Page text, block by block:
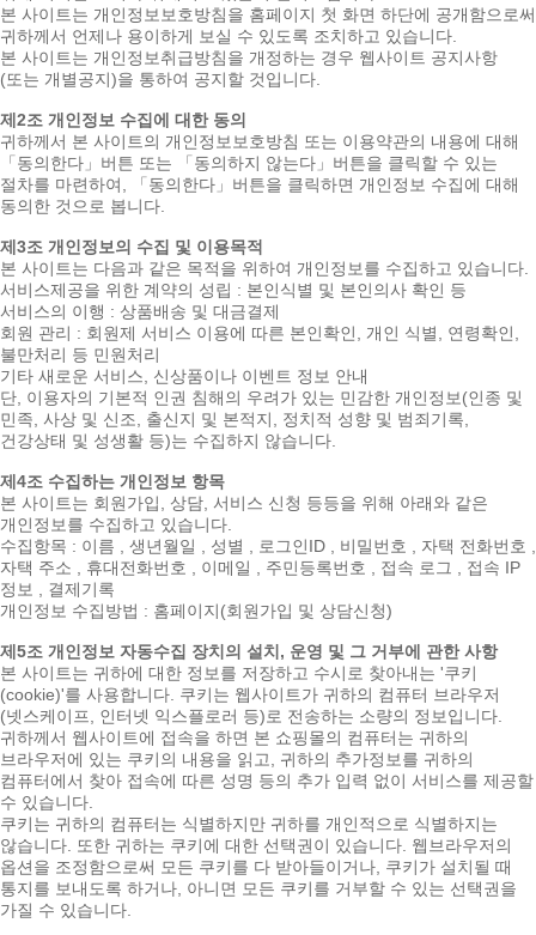
본 사이트는 개인정보보호방침을 홈페이지 첫 화면 하단에 공개함으로써
귀하께서 언제나 용이하게 보실 수 있도록 조치하고 있습니다.
본 사이트는 개인정보취급방침을 개정하는 경우 웹사이트 공지사항
(또는 개별공지)을 통하여 공지할 것입니다.
제2조 개인정보 수집에 대한 동의
귀하께서 본 사이트의 개인정보보호방침 또는 이용약관의 내용에 대해
「동의한다」버튼 또는 「동의하지 않는다」버튼을 클릭할 수 있는
절차를 마련하여, 「동의한다」버튼을 클릭하면 개인정보 수집에 대해
동의한 것으로 봅니다.
제3조 개인정보의 수집 및 이용목적
본 사이트는 다음과 같은 목적을 위하여 개인정보를 수집하고 있습니다.
서비스제공을 위한 계약의 성립 : 본인식별 및 본인의사 확인 등
서비스의 이행 : 상품배송 및 대금결제
회원 관리 : 회원제 서비스 이용에 따른 본인확인, 개인 식별, 연령확인,
불만처리 등 민원처리
기타 새로운 서비스, 신상품이나 이벤트 정보 안내
단, 이용자의 기본적 인권 침해의 우려가 있는 민감한 개인정보(인종 및
민족, 사상 및 신조, 출신지 및 본적지, 정치적 성향 및 범죄기록,
건강상태 및 성생활 등)는 수집하지 않습니다.
제4조 수집하는 개인정보 항목
본 사이트는 회원가입, 상담, 서비스 신청 등등을 위해 아래와 같은
개인정보를 수집하고 있습니다.
수집항목 : 이름 , 생년월일 , 성별 , 로그인ID , 비밀번호 , 자택 전화번호 ,
자택 주소 , 휴대전화번호 , 이메일 , 주민등록번호 , 접속 로그 , 접속 IP
정보 , 결제기록
개인정보 수집방법 : 홈페이지(회원가입 및 상담신청)
제5조 개인정보 자동수집 장치의 설치, 운영 및 그 거부에 관한 사항
본 사이트는 귀하에 대한 정보를 저장하고 수시로 찾아내는 '쿠키
(cookie)'를 사용합니다. 쿠키는 웹사이트가 귀하의 컴퓨터 브라우저
(넷스케이프, 인터넷 익스플로러 등)로 전송하는 소량의 정보입니다.
귀하께서 웹사이트에 접속을 하면 본 쇼핑몰의 컴퓨터는 귀하의
브라우저에 있는 쿠키의 내용을 읽고, 귀하의 추가정보를 귀하의
컴퓨터에서 찾아 접속에 따른 성명 등의 추가 입력 없이 서비스를 제공할
수 있습니다.
쿠키는 귀하의 컴퓨터는 식별하지만 귀하를 개인적으로 식별하지는
않습니다. 또한 귀하는 쿠키에 대한 선택권이 있습니다. 웹브라우저의
옵션을 조정함으로써 모든 쿠키를 다 받아들이거나, 쿠키가 설치될 때
통지를 보내도록 하거나, 아니면 모든 쿠키를 거부할 수 있는 선택권을
가질 수 있습니다.